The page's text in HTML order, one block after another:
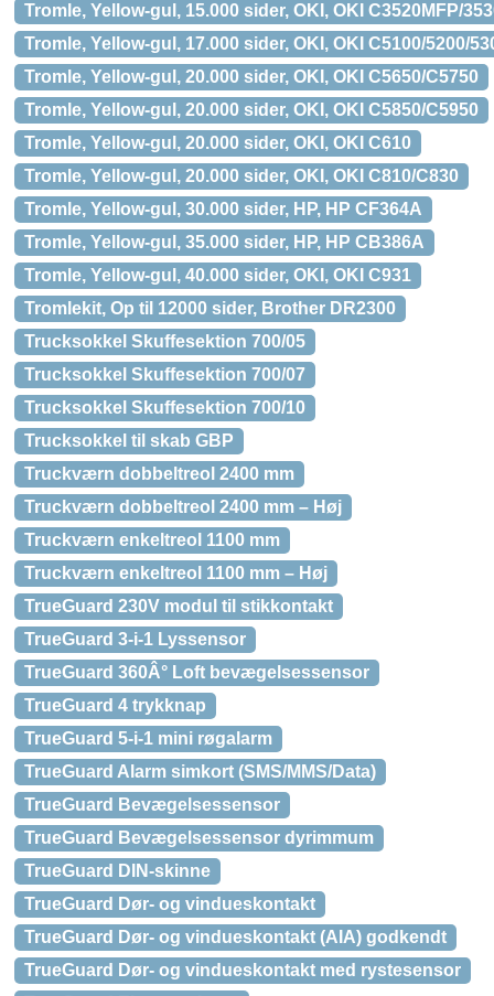
Tromle, Yellow-gul, 15.000 sider, OKI, OKI C3520MFP/
Tromle, Yellow-gul, 17.000 sider, OKI, OKI C5100/5200/
Tromle, Yellow-gul, 20.000 sider, OKI, OKI C5650/C5750
Tromle, Yellow-gul, 20.000 sider, OKI, OKI C5850/C5950
Tromle, Yellow-gul, 20.000 sider, OKI, OKI C610
Tromle, Yellow-gul, 20.000 sider, OKI, OKI C810/C830
Tromle, Yellow-gul, 30.000 sider, HP, HP CF364A
Tromle, Yellow-gul, 35.000 sider, HP, HP CB386A
Tromle, Yellow-gul, 40.000 sider, OKI, OKI C931
Tromlekit, Op til 12000 sider, Brother DR2300
Trucksokkel Skuffesektion 700/05
Trucksokkel Skuffesektion 700/07
Trucksokkel Skuffesektion 700/10
Trucksokkel til skab GBP
Truckværn dobbeltreol 2400 mm
Truckværn dobbeltreol 2400 mm – Høj
Truckværn enkeltreol 1100 mm
Truckværn enkeltreol 1100 mm – Høj
TrueGuard 230V modul til stikkontakt
TrueGuard 3-i-1 Lyssensor
TrueGuard 360Â° Loft bevægelsessensor
TrueGuard 4 trykknap
TrueGuard 5-i-1 mini røgalarm
TrueGuard Alarm simkort (SMS/MMS/Data)
TrueGuard Bevægelsessensor
TrueGuard Bevægelsessensor dyrimmum
TrueGuard DIN-skinne
TrueGuard Dør- og vindueskontakt
TrueGuard Dør- og vindueskontakt (AIA) godkendt
TrueGuard Dør- og vindueskontakt med rystesensor